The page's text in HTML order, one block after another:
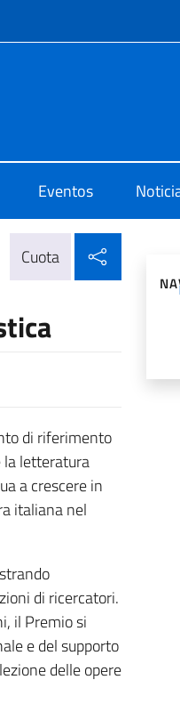
Eventos
Cuota
di riferimento
la letteratura
a crescere in
italiana nel
di ricercatori.
il Premio si
e del supporto
delle opere